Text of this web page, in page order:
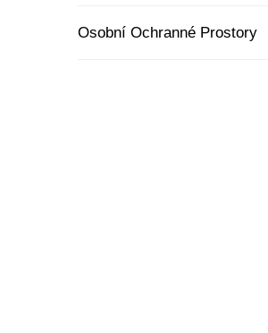
Osobní Ochranné Prostory